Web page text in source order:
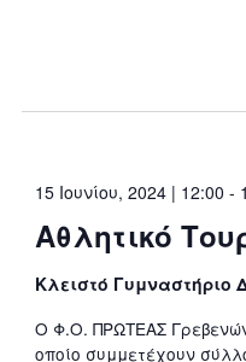
Αθλητικό
15 Ιουνίου, 2024 | 12:00 -
Κλειστό Γυμναστήριο
Ο Φ.Ο. ΠΡΩΤΕΑΣ
οποίο συμμετέχουν